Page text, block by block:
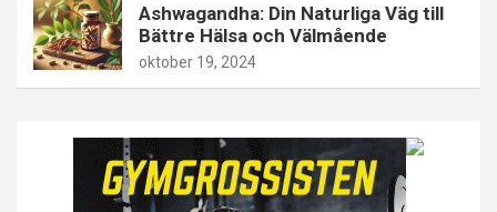
Ashwagandha: Din Naturliga Väg till
Bättre Hälsa och Välmående
oktober 19, 2024